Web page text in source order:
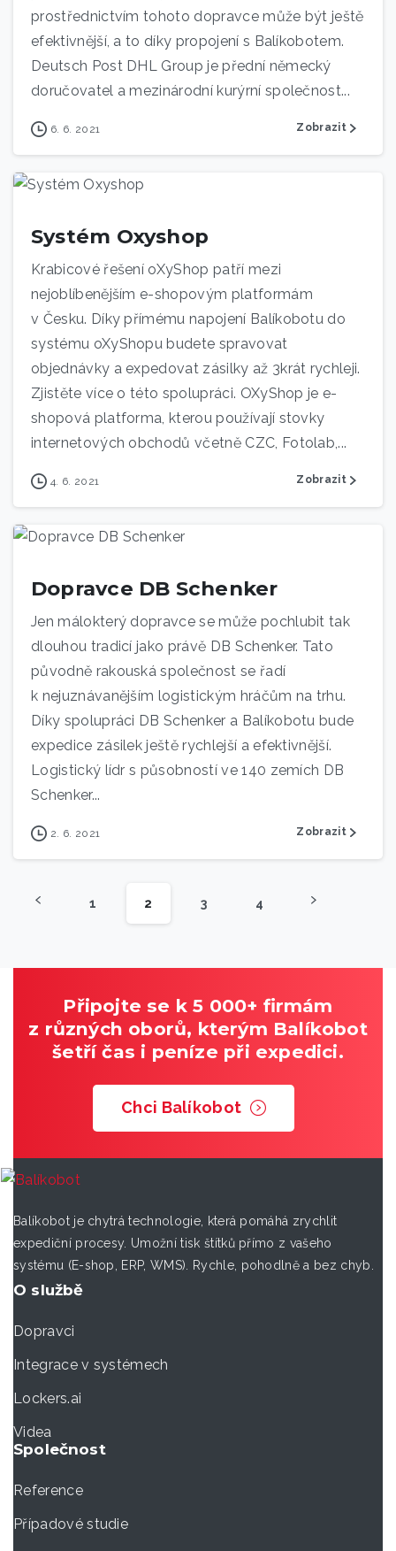
prostřednictvím tohoto dopravce může být ještě
efektivnější, a to díky propojení s Balíkobotem.
Deutsch Post DHL Group je přední německý
doručovatel a mezinárodní kurýrní společnost...
6. 6. 2021 Zobrazit
Systém Oxyshop
Krabicové řešení oXyShop patří mezi
nejoblíbenějším e-shopovým platformám
v Česku. Díky přímému napojení Balíkobotu do
systému oXyShopu budete spravovat
objednávky a expedovat zásilky až 3krát rychleji.
Zjistěte více o této spolupráci. OXyShop je e-
shopová platforma, kterou používají stovky
internetových obchodů včetně CZC, Fotolab,...
4. 6. 2021 Zobrazit
Dopravce DB Schenker
Jen málokterý dopravce se může pochlubit tak
dlouhou tradicí jako právě DB Schenker. Tato
původně rakouská společnost se řadí
k nejuznávanějším logistickým hráčům na trhu.
Díky spolupráci DB Schenker a Balíkobotu bude
expedice zásilek ještě rychlejší a efektivnější.
Logistický lídr s působností ve 140 zemích DB
Schenker...
2. 6. 2021 Zobrazit
1 2 3 4
Připojte se k 5 000+ firmám
z různých oborů, kterým Balíkobot
šetří čas i peníze při expedici.
Chci Balíkobot
Balíkobot je chytrá technologie, která pomáhá zrychlit
expediční procesy. Umožní tisk štítků přímo z vašeho
systému (E-shop, ERP, WMS). Rychle, pohodlně a bez chyb.
O službě
Dopravci
Integrace v systémech
Lockers.ai
Videa
Společnost
Reference
Případové studie